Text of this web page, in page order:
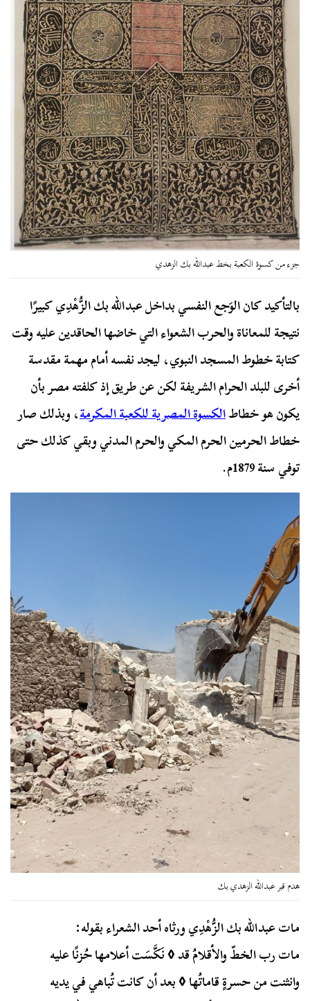
جزء من كسوة الكعبة بخط عبدالله بك الزهدي
بالتأكيد كان الوَجع النفسي بداخل عبدالله بك الزُّهْدِي كبيرًا
نتيجة للمعاناة والحرب الشعواء التي خاضها الحاقدين عليه وقت
كتابة خطوط المسجد النبوي، ليجد نفسه أمام مهمة مقدسة
أخرى للبلد الحرام الشريفة لكن عن طريق إذ كلفته مصر بأن
يكون هو خطاطالكسوة المصرية للكعبة المكرمة، وبذلك صار
خطاط الحرمين الحرم المكي والحرم المدني وبقي كذلك حتى
توفي سنة 1879م.
هدم قبر عبدالله الزهدي بك
مات عبدالله بك الزُّهْدِي ورثاه أحد الشعراء بقوله:
مات رب الخطّ والأقلامُ قد ◊ نَكَّسَت أعلامها حُزنًا عليه
وانثنت من حسرةٍ قاماتُها ◊ بعد أن كانت تُباهي في يديه